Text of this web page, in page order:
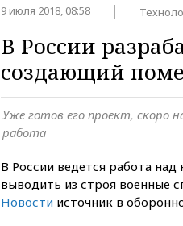
9 июля 2018, 08:58
В России
создающий
Уже готов его проект, скоро
работа
В России ведется работа
выводить из строя военные
Новости источник в